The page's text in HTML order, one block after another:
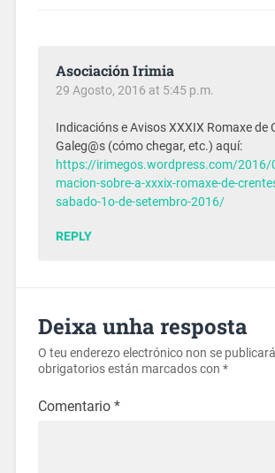
Asociación Irimia
29 Agosto, 2016 at 5:45 p.m.
Indicacións e Avisos XXXIX Romaxe de
Galeg@s (cómo chegar, etc.) aquí:
https://irimegos.wordpress.com/
macion-sobre-a-xxxix-romaxe-de-
sabado-1o-de-setembro-2016/
REPLY
Deixa unha resposta
O teu enderezo electrónico non se publicará
obrigatorios están marcados con *
Comentario *